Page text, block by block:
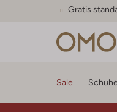
Gratis
Sale Schuhe